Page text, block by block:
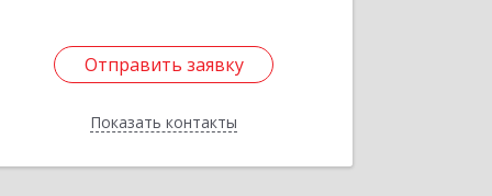
Отправить заявку
Показать контакты
Отправить заявку
Назад